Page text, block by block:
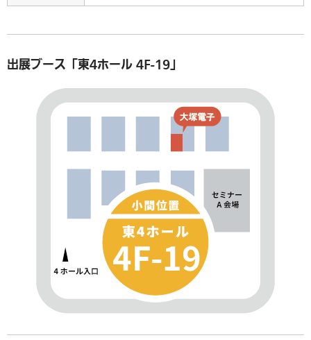
出展ブース「東4ホール 4F-19」